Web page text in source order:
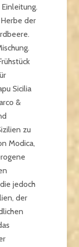
der
Sicilia
&
zu
Modica,
jedoch
der